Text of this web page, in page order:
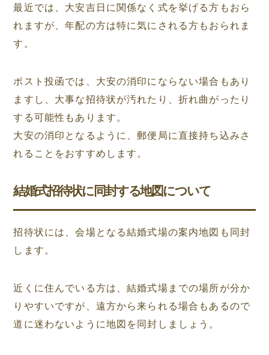
最近では、大安吉日に関係なく式を挙げる方もおら
れますが、年配の方は特に気にされる方もおられま
す。
ポスト投函では、大安の消印にならない場合もあり
ますし、大事な招待状が汚れたり、折れ曲がったり
する可能性もあります。
大安の消印となるように、郵便局に直接持ち込みさ
れることをおすすめします。
結婚式招待状に同封する地図について
招待状には、会場となる結婚式場の案内地図も同封
します。
近くに住んでいる方は、結婚式場までの場所が分か
りやすいですが、遠方から来られる場合もあるので
道に迷わないように地図を同封しましょう。